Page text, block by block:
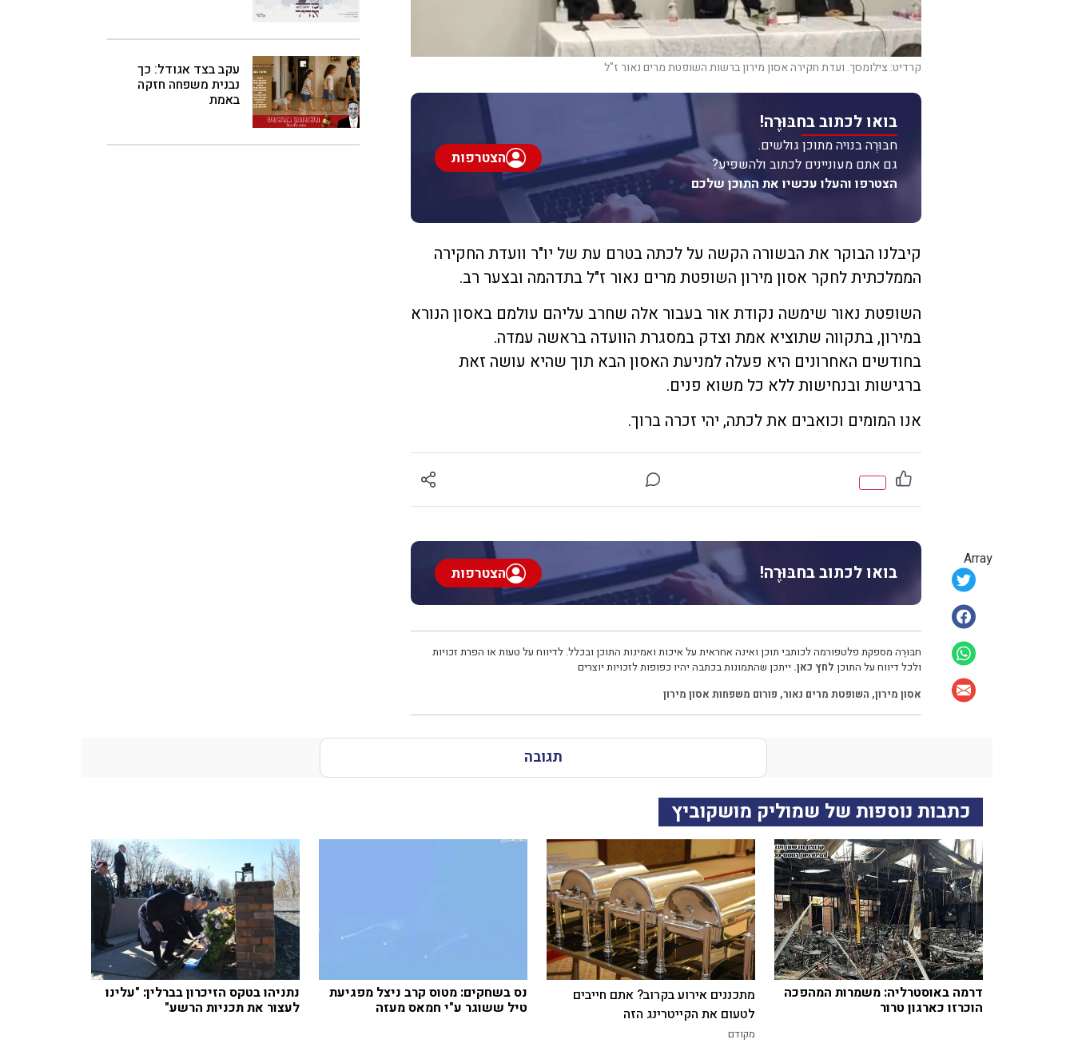
Array
קרדיט: צילומסך. ועדת חקירה אסון מירון ברשות השופטת מרים נאור ז"ל
בואו לכתוב בחבּוּרֶה!
חבּוּרֶה בנויה מתוכן גולשים.
גם אתם מעוניינים לכתוב ולהשפיע?
הצטרפו והעלו עכשיו את התוכן שלכם
הצטרפות
קיבלנו הבוקר את הבשורה הקשה על לכתה בטרם עת של יו"ר וועדת החקירה
הממלכתית לחקר אסון מירון השופטת מרים נאור ז"ל בתדהמה ובצער רב.
השופטת נאור שימשה נקודת אור בעבור אלה שחרב עליהם עולמם באסון הנורא
במירון, בתקווה שתוציא אמת וצדק במסגרת הוועדה בראשה עמדה.
בחודשים האחרונים היא פעלה למניעת האסון הבא תוך שהיא עושה זאת
ברגישות ובנחישות ללא כל משוא פנים.
אנו המומים וכואבים את לכתה, יהי זכרה ברוך.
בואו לכתוב בחבּוּרֶה! הצטרפות
חבּוּרֶה מספקת פלטפורמה לכותבי תוכן ואינה אחראית על איכות ואמינות התוכן ובכלל. לדיווח על טעות או הפרת זכויות
ולכל דיווח על התוכן לחץ כאן. ייתכן שהתמונות בכתבה יהיו כפופות לזכויות יוצרים
אסון מירון, השופטת מרים נאור, פורום משפחות אסון מירון
עקב בצד אגודל: כך
נבנית משפחה חזקה
באמת
תגובה
כתבות נוספות של שמוליק מושקוביץ
דרמה באוסטרליה: משמרות המהפכה
הוכרזו כארגון טרור
מתכננים אירוע בקרוב? אתם חייבים
לטעום את הקייטרינג הזה
מקודם
נס בשחקים: מטוס קרב ניצל מפגיעת
טיל ששוגר ע"י חמאס מעזה
נתניהו בטקס הזיכרון בברלין: "עלינו
לעצור את תכניות הרשע"